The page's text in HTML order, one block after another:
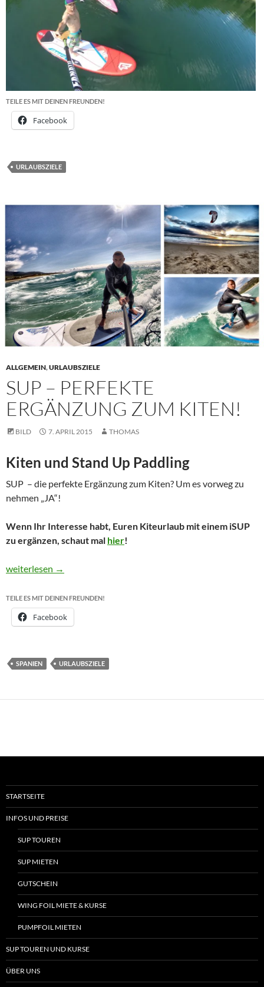
TEILE ES MIT DEINEN FREUNDEN!
Facebook
URLAUBSZIELE
ALLGEMEIN,URLAUBSZIELE
SUP – PERFEKTE
ERGÄNZUNG ZUM KITEN!
BILD 7. APRIL 2015 THOMAS
Kiten und Stand Up Paddling
SUP – die perfekte Ergänzung zum Kiten? Um es vorweg zu
nehmen „JA“!
Wenn Ihr Interesse habt, Euren Kiteurlaub mit einem iSUP
zu ergänzen, schaut mal hier!
SUP – perfekte Ergänzung zum Kiten!
weiterlesen →
TEILE ES MIT DEINEN FREUNDEN!
Facebook
SPANIEN URLAUBSZIELE
STARTSEITE
INFOS UND PREISE
SUP TOUREN
SUP MIETEN
GUTSCHEIN
WING FOIL MIETE & KURSE
PUMPFOIL MIETEN
SUP TOUREN UND KURSE
ÜBER UNS